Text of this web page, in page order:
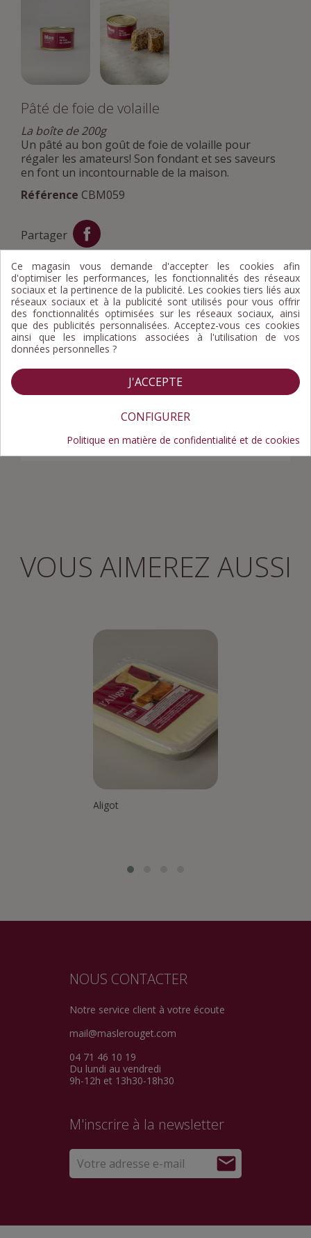
Pâté de foie de volaille
La boîte de 200g
Un pâté au bon goût de foie de volaille pour
régaler les amateurs! Son fondant et ses saveurs
en font un incontournable de la maison.
Référence CBM059
Partager
Composition Valeurs nutritionnelles
Composition : gorge de porc (54%), foie de
VOUS AIMEREZ AUSSI
Aligot
NOUS CONTACTER
Notre service client à votre écoute
mail@maslerouget.com
04 71 46 10 19
Du lundi au vendredi
9h-12h et 13h30-18h30
M'inscrire à la newsletter
mail
Ce magasin vous demande d'accepter les cookies afin
d'optimiser les performances, les fonctionnalités des réseaux
sociaux et la pertinence de la publicité. Les cookies tiers liés aux
réseaux sociaux et à la publicité sont utilisés pour vous offrir
des fonctionnalités optimisées sur les réseaux sociaux, ainsi
que des publicités personnalisées. Acceptez-vous ces cookies
ainsi que les implications associées à l'utilisation de vos
données personnelles ?
J'ACCEPTE
CONFIGURER
Politique en matière de confidentialité et de cookies